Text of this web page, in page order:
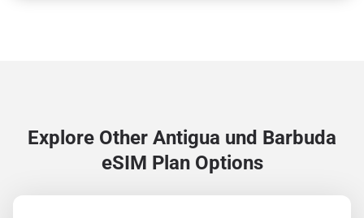
Explore Other Antigua und Barbuda
eSIM Plan Options